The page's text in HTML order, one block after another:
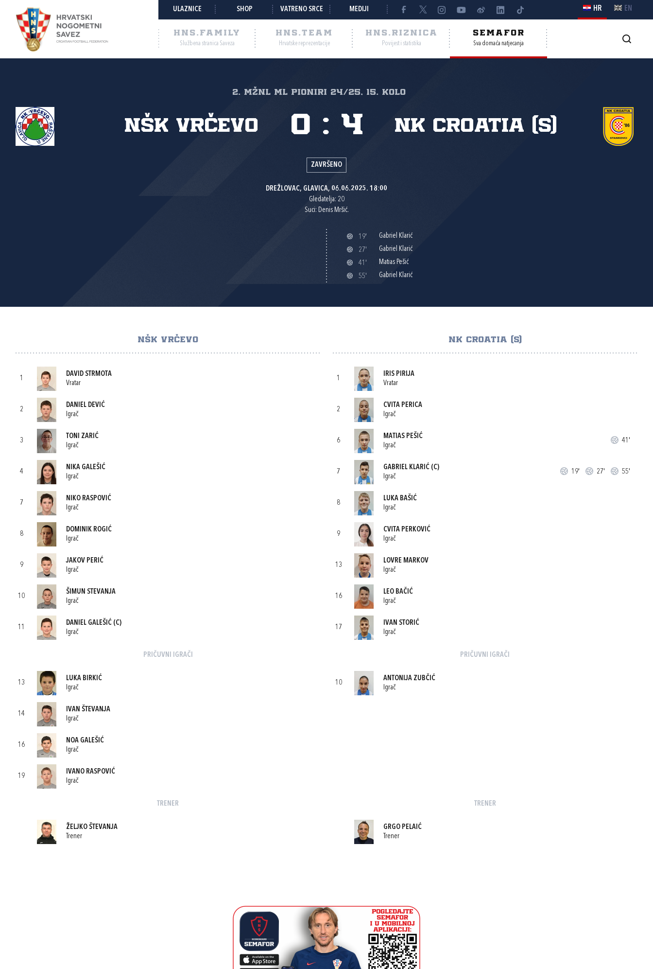
ULAZNICE SHOP VATRENO SRCE MEDIJI HR EN
HNS.FAMILY
Službena stranica Saveza
HNS.TEAM
Hrvatske reprezentacije
HNS.RIZNICA
Povijest i statistika
SEMAFOR
Sva domaća natjecanja
2. MŽNL ML PIONIRI 24/25, 15. kolo
NŠK Vrčevo NK Croatia (S)
0 : 4
ZAVRŠENO
DREŽLOVAC, GLAVICA, 06.06.2025. 18:00
Gledatelja: 20
Suci: Denis Mršić.
19'
Gabriel Klarić
27'
Gabriel Klarić
41'
Matias Pešić
55'
Gabriel Klarić
NŠK VRČEVO
1
DAVID STRMOTA
Vratar
2
DANIEL DEVIĆ
Igrač
3
TONI ZARIĆ
Igrač
4
NIKA GALEŠIĆ
Igrač
7
NIKO RASPOVIĆ
Igrač
8
DOMINIK ROGIĆ
Igrač
9
JAKOV PERIĆ
Igrač
10
ŠIMUN STEVANJA
Igrač
11
DANIEL GALEŠIĆ (C)
Igrač
PRIČUVNI IGRAČI
13
LUKA BIRKIĆ
Igrač
14
IVAN ŠTEVANJA
Igrač
16
NOA GALEŠIĆ
Igrač
19
IVANO RASPOVIĆ
Igrač
TRENER
ŽELJKO ŠTEVANJA
Trener
NK CROATIA (S)
1
IRIS PIRIJA
Vratar
2
CVITA PERICA
Igrač
6
MATIAS PEŠIĆ
Igrač
41'
7
GABRIEL KLARIĆ(C)
Igrač
19' 27' 55'
8
LUKA BAŠIĆ
Igrač
9
CVITA PERKOVIĆ
Igrač
13
LOVRE MARKOV
Igrač
16
LEO BAČIĆ
Igrač
17
IVAN STORIĆ
Igrač
PRIČUVNI IGRAČI
10
ANTONIJA ZUBČIĆ
Igrač
TRENER
GRGO PELAIĆ
Trener